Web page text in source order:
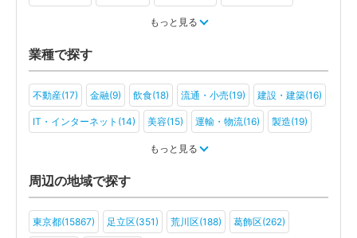
もっと見る
業種で探す
不動産(17) 金融(9) 飲食(18) 流通・小売(19) 建設・建築(16)
IT・インターネット(14) 美容(15) 運輸・物流(16) 製造(19)
旅行・ホテル(12)
アミューズメント・レジャー(9)
ＮＰＯ法人(2) 一般社団法人(5) その他(7)
もっと見る
周辺の地域で探す
東京都(15867) 足立区(351) 荒川区(188) 葛飾区(262)